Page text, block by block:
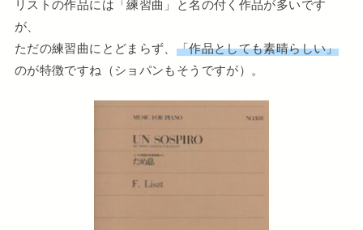
リストの作品には「練習曲」と名の付く作品が多いです
が、
ただの練習曲にとどまらず、 「作品としても素晴らしい」
のが特徴ですね（ショパンもそうですが）。